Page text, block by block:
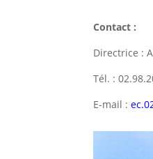
Contact :
Directrice :
Tél. :
E-mail :